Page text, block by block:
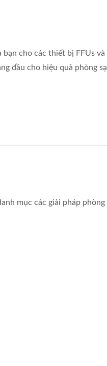
cho các thiết bị FFUs
đầu cho hiệu quả phòng
mục các giải pháp